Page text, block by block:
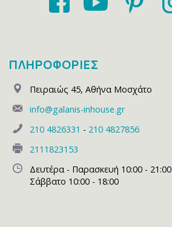
ΠΛΗΡΟΦΟΡΙΕΣ
Πειραιώς 45, Αθήνα Μοσχάτο
info@galanis-inhouse.gr
210 4826331 - 210 4827856
2111823153
Δευτέρα - Παρασκευή 10:00 - 21:00
Σάββατο 10:00 - 18:00